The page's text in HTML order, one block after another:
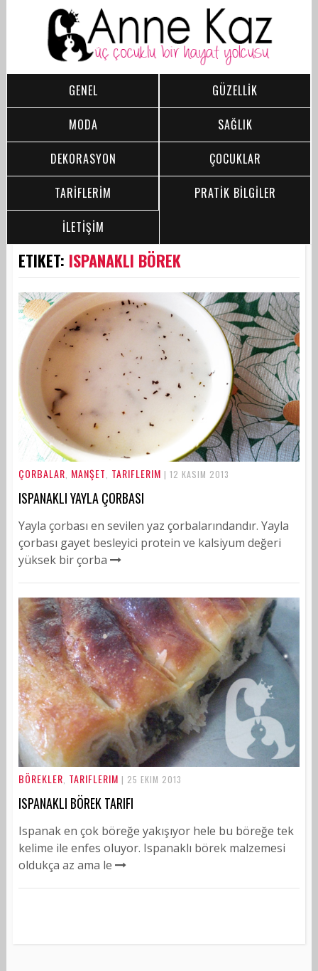
GENEL
GÜZELLİK
MODA
SAĞLIK
DEKORASYON
ÇOCUKLAR
TARİFLERİM
PRATİK BİLGİLER
İLETİŞİM
ETIKET: ISPANAKLI BÖREK
ÇORBALAR MANŞET TARIFLERIM | 12 KASIM 2013
ISPANAKLI YAYLA ÇORBASI
Yayla çorbası en sevilen yaz çorbalarındandır. Yayla
çorbası gayet besleyici protein ve kalsiyum değeri
yüksek bir çorba
BÖREKLER TARIFLERIM | 25 EKIM 2013
ISPANAKLI BÖREK TARIFI
Ispanak en çok böreğe yakışıyor hele bu böreğe tek
kelime ile enfes oluyor. Ispanaklı börek malzemesi
oldukça az ama le